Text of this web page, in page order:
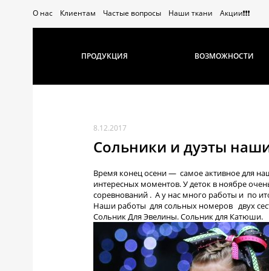
О нас Клиентам Частые вопросы Наши ткани Акции❗️❗️❗️
ПРОДУКЦИЯ ВОЗМОЖНОСТИ
8.12.2017
Сольники и дуэты
Время конец осени — самое активное для
интересных моментов. У деток в ноябре
соревнований . А у нас много работы и по
Наши работы для сольных номеров двух
Сольник Для Эвелины. Сольник для Катюши.